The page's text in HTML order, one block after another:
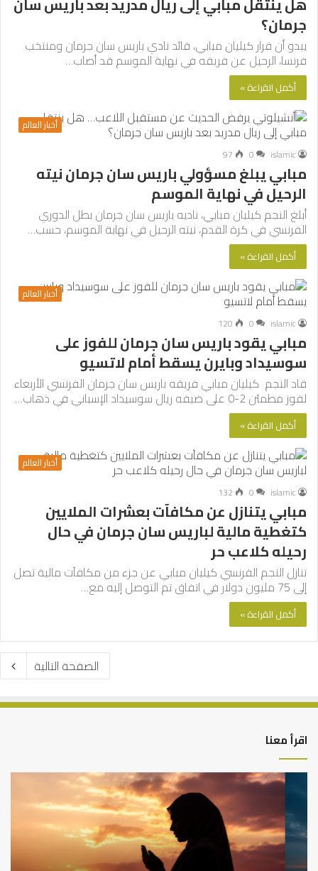
جرمان؟
يبدو أن قرار كيليان مبابي، قائد نادي باريس سان جرمان ومنتخب
فرنسا، الرحيل عن فريقه في نهاية الموسم قد أصاب…
أكمل القراءة »
أخبار العالم
islamic
0
97
مبابي يبلغ مسؤولي باريس سان جرمان نيته
الرحيل في نهاية الموسم
أبلغ النجم كيليان مبابي، ناديه باريس سان جرمان بطل الدوري
الفرنسي في كرة القدم، نيته الرحيل في نهاية الموسم، حسب…
أكمل القراءة »
أخبار العالم
islamic
0
120
مبابي يقود باريس سان جرمان للفوز على
سوسيداد وبايرن يسقط أمام لاتسيو
قاد النجم كيليان مبابي فريقه باريس سان جرمان الفرنسي الأربعاء
لفوز مطمئن 2-0 على ضيفه ريال سوسيداد الإسباني في ذهاب…
أكمل القراءة »
أخبار العالم
islamic
0
132
مبابي يتنازل عن مكافآت بعشرات الملايين
كتغطية مالية لباريس سان جرمان في حال
رحيله كلاعب حر
تنازل النجم الفرنسي كيليان مبابي عن جزء من مكافآت مالية تصل
إلى 75 مليون دولار في اتفاق تم التوصل إليه مع…
أكمل القراءة »
الصفحة التالية
اقرأ معنا
كيف
العبادات
شخصية
الإنسان؟